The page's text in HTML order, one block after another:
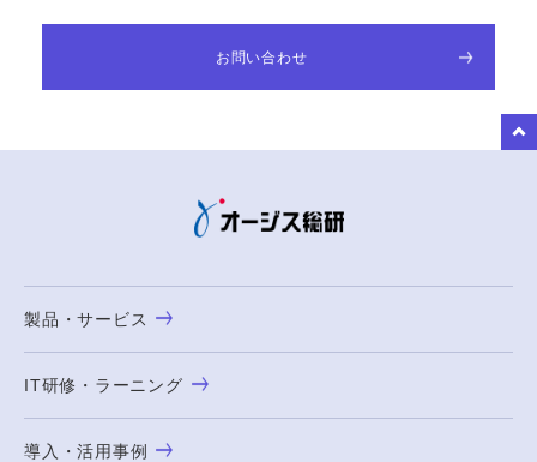
お問い合わせ
製品・サービス
IT研修・ラーニング
導入・活用事例